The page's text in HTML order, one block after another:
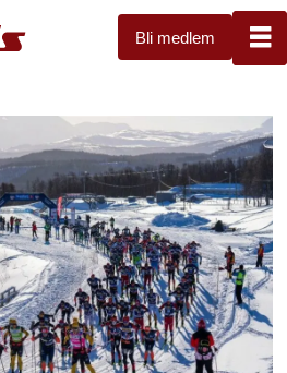
Bli medlem